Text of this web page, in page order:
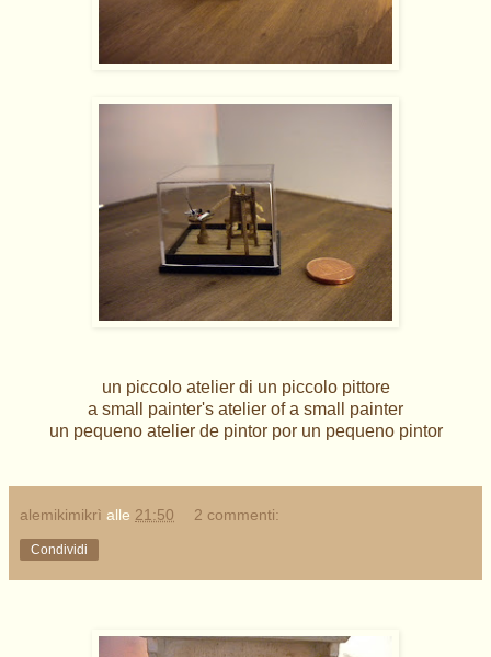
un piccolo atelier di un piccolo pittore
a small painter's atelier of a small painter
un pequeno atelier de pintor por un pequeno pintor
alemikimikrì alle 21:50 2 commenti:
Condividi